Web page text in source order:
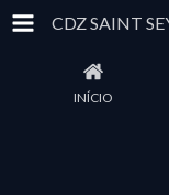
CDZ SAINT
INÍCIO